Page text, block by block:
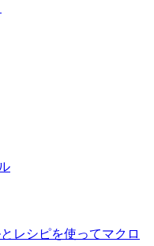
レシピを使ってマクロ